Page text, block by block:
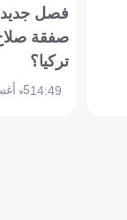
فصل جديد
صفقة
تركيا؟
14:495 أغسطس 2026